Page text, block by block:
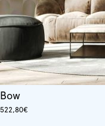
Bow
522,80€